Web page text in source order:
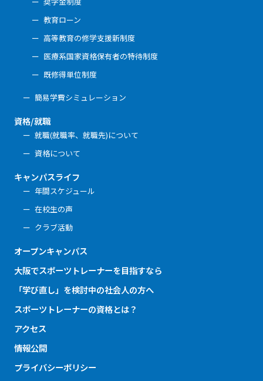
教育ローン
高等教育の修学支援新制度
医療系国家資格保有者の特待制度
既修得単位制度
簡易学費シミュレーション
資格/就職
就職(就職率、就職先)について
資格について
キャンパスライフ
年間スケジュール
在校生の声
クラブ活動
オープンキャンパス
大阪でスポーツトレーナーを目指すなら
「学び直し」を検討中の社会人の方へ
スポーツトレーナーの資格とは？
アクセス
情報公開
プライバシーポリシー